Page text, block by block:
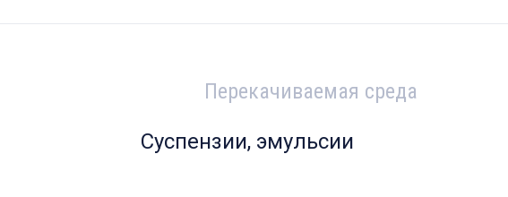
Перекачиваемая среда
Суспензии, эмульсии